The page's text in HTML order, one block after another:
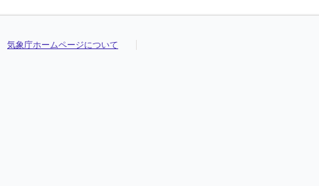
気象庁ホームページについて